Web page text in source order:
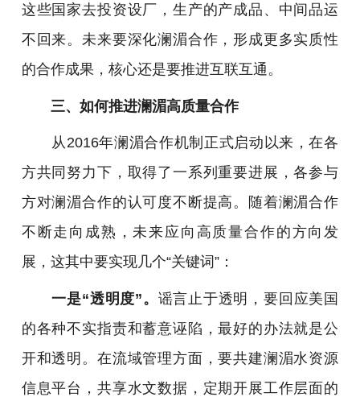
这些国家去投资设厂，生产的产成品、中间品运
不回来。未来要深化澜湄合作，形成更多实质性
的合作成果，核心还是要推进互联互通。
三、如何推进澜湄高质量合作
从2016年澜湄合作机制正式启动以来，在各
方共同努力下，取得了一系列重要进展，各参与
方对澜湄合作的认可度不断提高。随着澜湄合作
不断走向成熟，未来应向高质量合作的方向发
展，这其中要实现几个“关键词”：
一是“透明度”。 谣言止于透明，要回应美国
的各种不实指责和蓄意诬陷，最好的办法就是公
开和透明。在流域管理方面，要共建澜湄水资源
信息平台，共享水文数据，定期开展工作层面的